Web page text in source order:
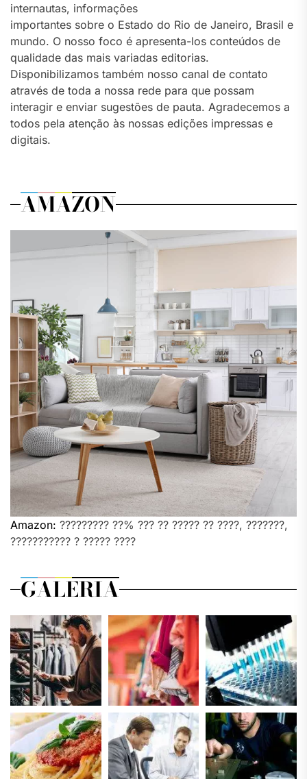
internautas, informações
importantes sobre o Estado do Rio de Janeiro, Brasil e
mundo. O nosso foco é apresenta-los conteúdos de
qualidade das mais variadas editorias.
Disponibilizamos também nosso canal de contato
através de toda a nossa rede para que possam
interagir e enviar sugestões de pauta. Agradecemos a
todos pela atenção às nossas edições impressas e
digitais.
AMAZON
Amazon: ????????? ??% ??? ?? ????? ?? ????, ???????,
??????????? ? ????? ????
GALERIA